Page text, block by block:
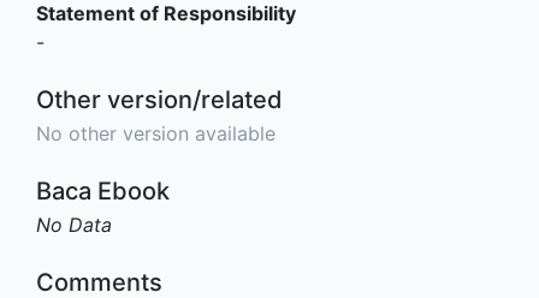
Statement of Responsibility
-
Other version/related
No other version available
Baca Ebook
No Data
Comments